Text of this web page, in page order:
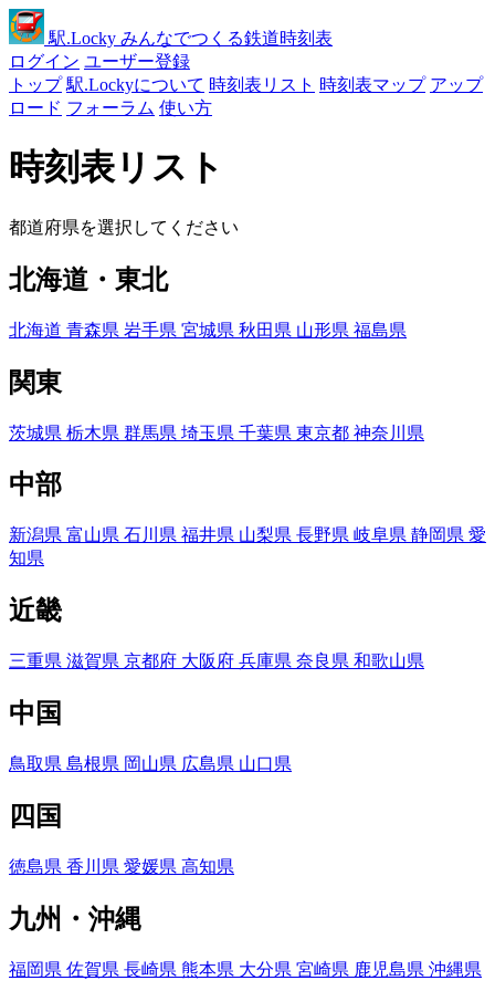
駅.Locky みんなでつくる鉄道時刻表
ログイン ユーザー登録
トップ 駅.Lockyについて 時刻表リスト 時刻表マップ アップ
ロード フォーラム 使い方
時刻表リスト
都道府県を選択してください
北海道・東北
北海道 青森県 岩手県 宮城県 秋田県 山形県 福島県
関東
茨城県 栃木県 群馬県 埼玉県 千葉県 東京都 神奈川県
中部
新潟県 富山県 石川県 福井県 山梨県 長野県 岐阜県 静岡県 愛
知県
近畿
三重県 滋賀県 京都府 大阪府 兵庫県 奈良県 和歌山県
中国
鳥取県 島根県 岡山県 広島県 山口県
四国
徳島県 香川県 愛媛県 高知県
九州・沖縄
福岡県 佐賀県 長崎県 熊本県 大分県 宮崎県 鹿児島県 沖縄県